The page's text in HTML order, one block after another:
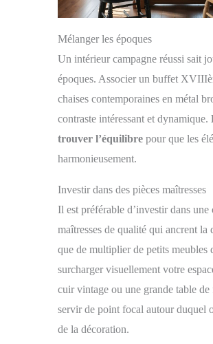
Mélanger les époques
Un intérieur campagne réussi sait
époques. Associer un buffet
chaises contemporaines en métal
contraste intéressant et dynamique.
trouver l’équilibre pour que les
harmonieusement.
Investir dans des pièces maîtresses
Il est préférable d’investir dans une
maîtresses de qualité qui ancrent la
que de multiplier de petits meubles
surcharger visuellement votre
cuir vintage ou une grande table de
servir de point focal autour duquel
de la décoration.